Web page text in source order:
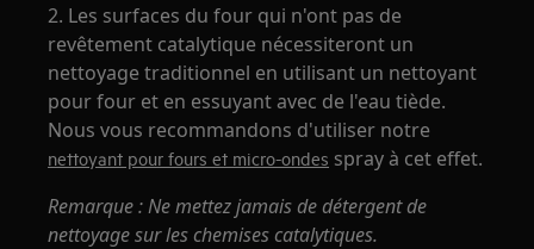
2. Les surfaces du four qui n'ont pas de
revêtement catalytique nécessiteront un
nettoyage traditionnel en utilisant un nettoyant
pour four et en essuyant avec de l'eau tiède.
Nous vous recommandons d'utiliser notre
nettoyant pour fours et micro-ondes spray à cet effet.
Remarque : Ne mettez jamais de détergent de
nettoyage sur les chemises catalytiques.